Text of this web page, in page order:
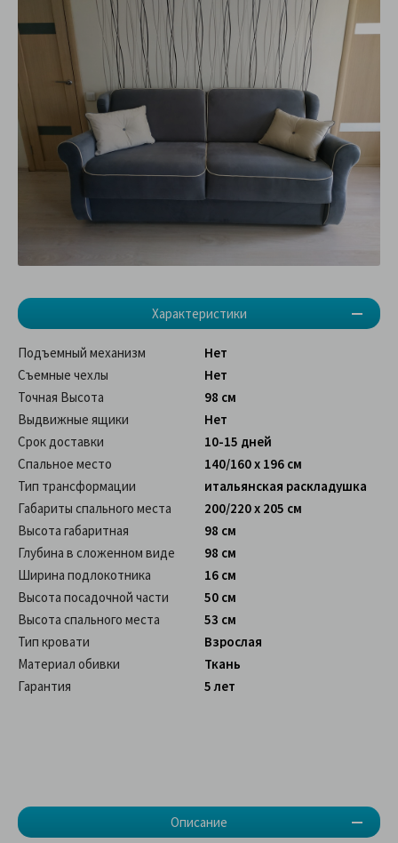
Характеристики
Описание
Подъемный механизм
Нет
Съемные чехлы
Нет
Точная Высота
98 см
Выдвижные ящики
Нет
Срок доставки
10-15 дней
Спальное место
140/160 х 196 см
Тип трансформации
итальянская раскладушка
Габариты спального места
200/220 х 205 см
Высота габаритная
98 см
Глубина в сложенном виде
98 см
Ширина подлокотника
16 см
Высота посадочной части
50 см
Высота спального места
53 см
Тип кровати
Взрослая
Материал обивки
Ткань
Гарантия
5 лет